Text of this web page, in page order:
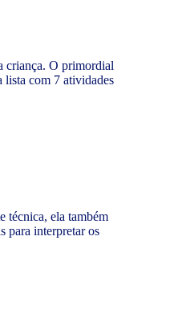
criança. O primordial
lista com 7 atividades
técnica, ela também
para interpretar os